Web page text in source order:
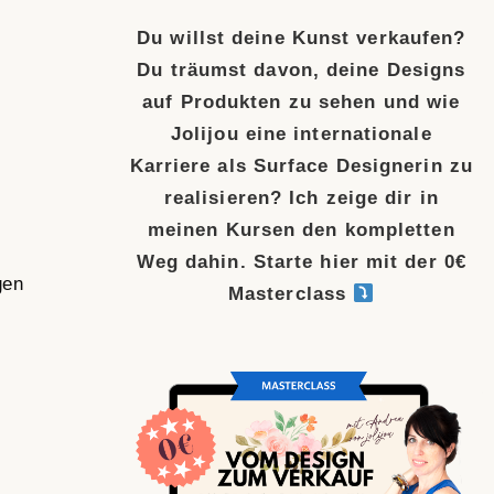
Du willst deine Kunst verkaufen?
Du träumst davon, deine Designs
auf Produkten zu sehen und wie
Jolijou eine internationale
Karriere als Surface Designerin zu
realisieren? Ich zeige dir in
meinen Kursen den kompletten
Weg dahin. Starte hier mit der 0€
Masterclass